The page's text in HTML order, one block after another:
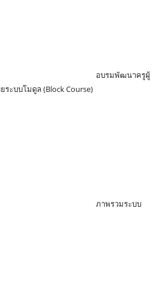
อบรมพัฒนาครูผู้
ระบบโมดูล (Block Course)
ภาพรวมระบบ